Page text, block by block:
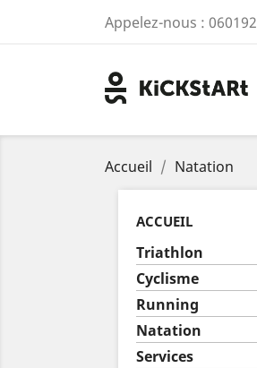
Appelez-nous :
Accueil Natation
ACCUEIL
Triathlon
Cyclisme
Running
Natation
Services